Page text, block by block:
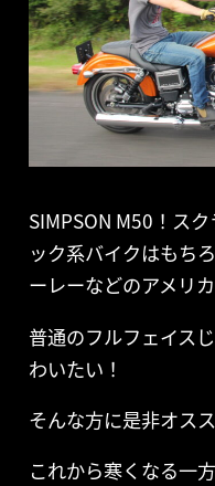
SIMPSON M50！ス
ック系バイクはもち
ーレーなどのアメリ
普通のフルフェイス
わいたい！
そんな方に是非オス
これから寒くなる一